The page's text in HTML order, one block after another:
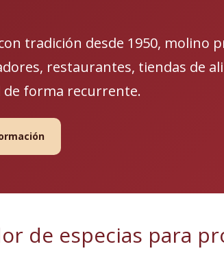
tradición desde 1950, molino
restaurantes, tiendas de
de forma recurrente.
de especias para